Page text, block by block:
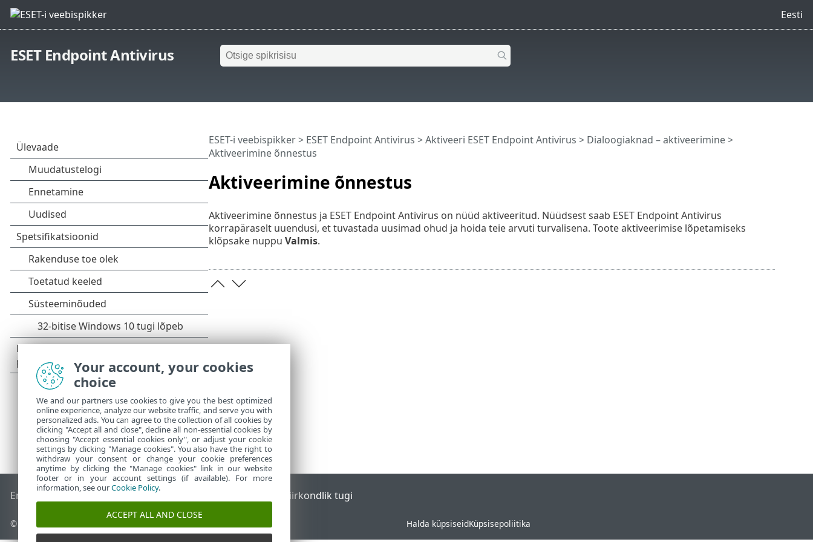
Eesti
ESET Endpoint Antivirus
Aktiveerimine õnnestus
ESET-i veebispikker> ESET Endpoint Antivirus >Aktiveeri ESET Endpoint Antivirus > Dialoogiaknad – aktiveerimine >
Aktiveerimine õnnestus
Aktiveerimine õnnestus ja ESET Endpoint Antivirus on nüüd aktiveeritud. Nüüdsest saab ESET Endpoint Antivirus
korrapäraselt uuendusi, et tuvastada uusimad ohud ja hoida teie arvuti turvalisena. Toote aktiveerimise lõpetamiseks
klõpsake nuppu Valmis.
End of Life ESET-i teabebaas ESET-i foorum Piirkondlik tugi
© 1992 - 2026 ESET, spol. s r.o. – kõik õigused on kaitstud. Halda küpsiseidKüpsisepoliitika
Your account, your cookies
choice
We and our partners use cookies to give you the best optimized
online experience, analyze our website traffic, and serve you with
personalized ads. You can agree to the collection of all cookies by
clicking "Accept all and close", decline all non-essential cookies by
choosing "Accept essential cookies only", or adjust your cookie
settings by clicking "Manage cookies". You also have the right to
withdraw your consent or change your cookie preferences
anytime by clicking the "Manage cookies" link in our website
footer or in your account settings (if available). For more
information, see ourCookie Policy.
ACCEPT ALL AND CLOSE